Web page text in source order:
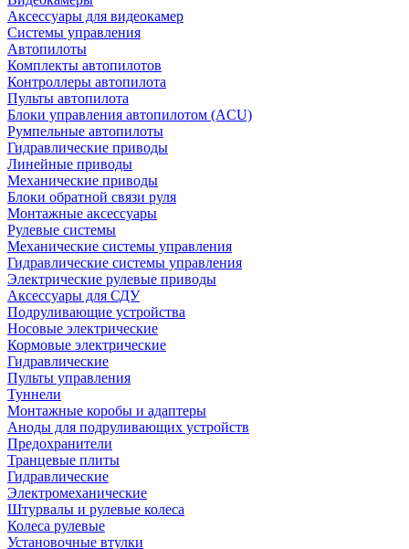
Аксессуары для видеокамер
Системы управления
Автопилоты
Комплекты автопилотов
Контроллеры автопилота
Пульты автопилота
Блоки управления автопилотом (ACU)
Румпельные автопилоты
Гидравлические приводы
Линейные приводы
Механические приводы
Блоки обратной связи руля
Монтажные аксессуары
Рулевые системы
Механические системы управления
Гидравлические системы управления
Электрические рулевые приводы
Аксессуары для СДУ
Подруливающие устройства
Носовые электрические
Кормовые электрические
Гидравлические
Пульты управления
Туннели
Монтажные коробы и адаптеры
Аноды для подруливающих устройств
Предохранители
Транцевые плиты
Гидравлические
Электромеханические
Штурвалы и рулевые колеса
Колеса рулевые
Установочные втулки